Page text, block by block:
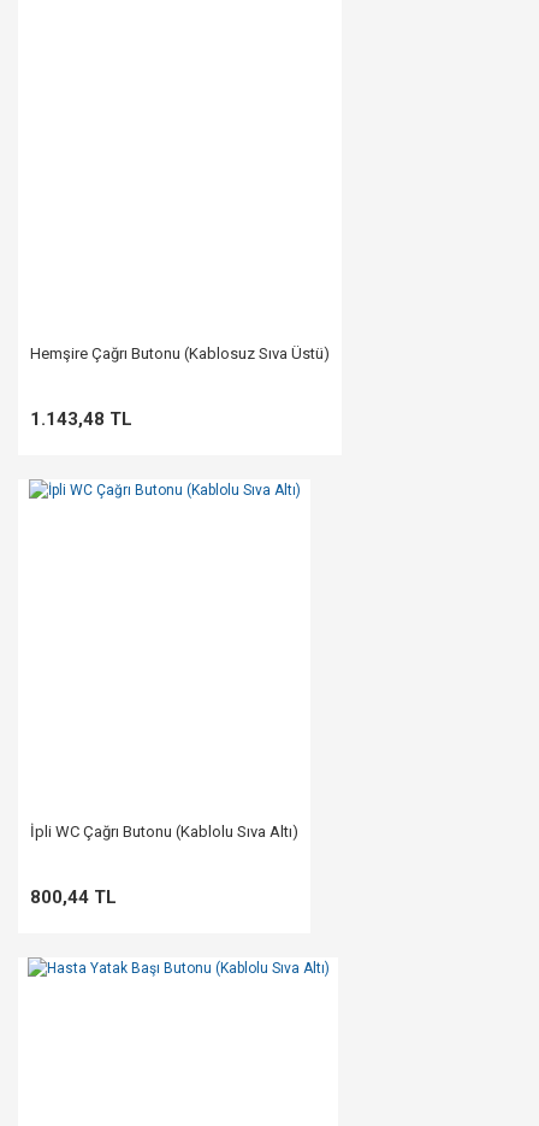
Hemşire Çağrı Butonu (Kablosuz Sıva Üstü)
1.143,48 TL
İpli WC Çağrı Butonu (Kablolu Sıva Altı)
800,44 TL